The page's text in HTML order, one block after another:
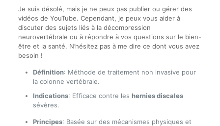
Je suis désolé, mais je ne peux pas publier ou gérer des
vidéos de YouTube. Cependant, je peux vous aider à
discuter des sujets liés à la décompression
neurovertébrale ou à répondre à vos questions sur le bien-
être et la santé. N’hésitez pas à me dire ce dont vous avez
besoin !
Définition: Méthode de traitement non invasive pour
la colonne vertébrale.
Indications: Efficace contre les hernies discales
sévères.
Principes: Basée sur des mécanismes physiques et